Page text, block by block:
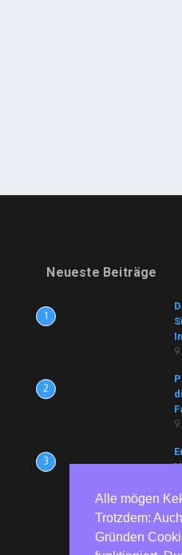
Neueste Beiträge
1
2
3
Alle mögen
Trotzdem:
Gründen